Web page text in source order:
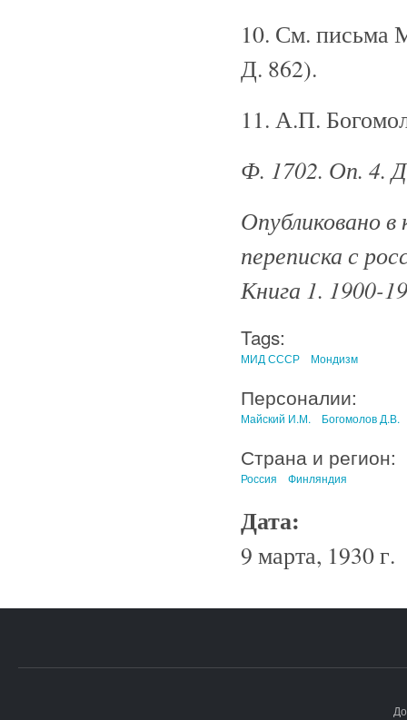
10. См. письма
Д. 862).
11. А.П.
Ф. 1702. Оп. 4.
Опубликовано
переписка с
Книга 1. 1900-
Tags:
МИД СССР Мондизм
Персоналии:
Майский И.М. Богомолов Д.В.
Страна и регион:
Россия Финляндия
Дата:
9 марта, 1930 г.